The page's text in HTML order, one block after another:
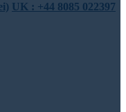
UK : +44 8085 022397